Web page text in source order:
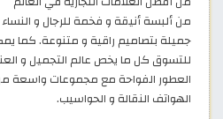
من ألبسة أنيقة و فخمة للرجال و
للتسوق كل ما يخص عالم التجميل و
العطور الفواحة مع مجموعات واسعة من
الهواتف النقالة و الحواسيب.